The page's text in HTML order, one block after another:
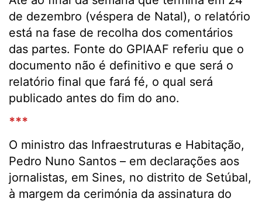
de dezembro (véspera de Natal), o relatório
está na fase de recolha dos comentários
das partes. Fonte do GPIAAF referiu que o
documento não é definitivo e que será o
relatório final que fará fé, o qual será
publicado antes do fim do ano.
***
O ministro das Infraestruturas e Habitação,
Pedro Nuno Santos – em declarações aos
jornalistas, em Sines, no distrito de Setúbal,
à margem da cerimónia da assinatura do